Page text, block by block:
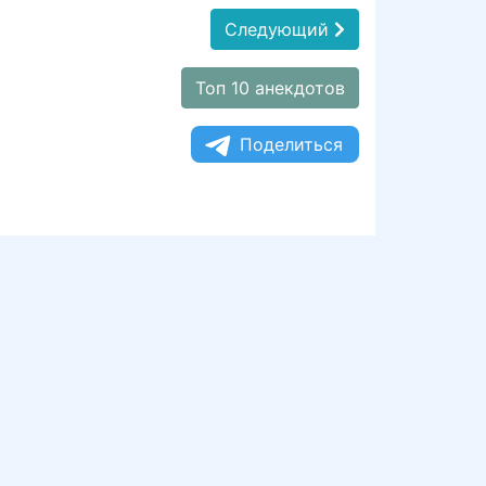
Следующий
Топ 10 анекдотов
Поделиться